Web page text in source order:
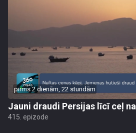
pirms 2 dienām, 22 stundām
Jauni draudi Persijas līcī ceļ
415. epizode